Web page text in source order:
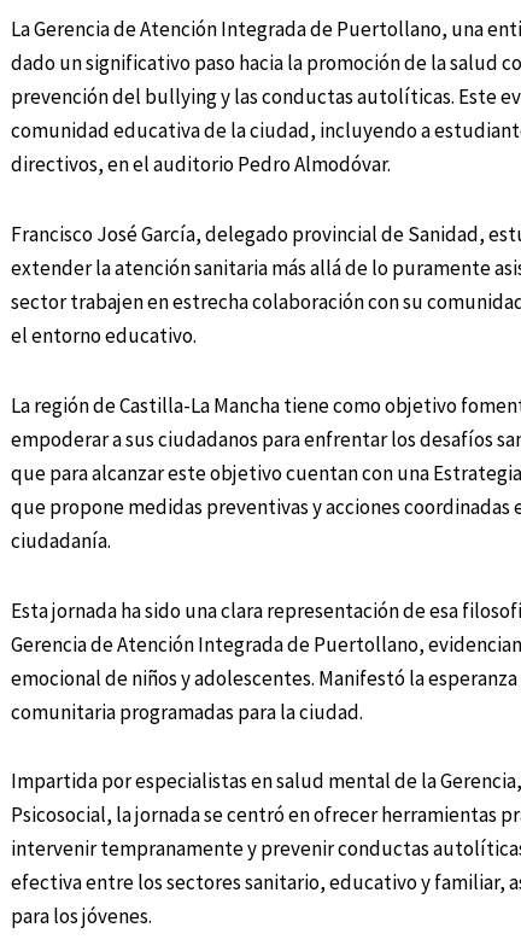
La Gerencia de Atención Integrada de Puertollano, una
dado un significativo paso hacia la promoción de la salud
prevención del bullying y las conductas autolíticas. Este
comunidad educativa de la ciudad, incluyendo a
directivos, en el auditorio Pedro Almodóvar.
Francisco José García, delegado provincial de Sanidad,
extender la atención sanitaria más allá de lo puramente
sector trabajen en estrecha colaboración con su
el entorno educativo.
La región de Castilla-La Mancha tiene como objetivo
empoderar a sus ciudadanos para enfrentar los desafíos
que para alcanzar este objetivo cuentan con una
que propone medidas preventivas y acciones
ciudadanía.
Esta jornada ha sido una clara representación de esa
Gerencia de Atención Integrada de Puertollano,
emocional de niños y adolescentes. Manifestó la
comunitaria programadas para la ciudad.
Impartida por especialistas en salud mental de la
Psicosocial, la jornada se centró en ofrecer herramientas
intervenir tempranamente y prevenir conductas
efectiva entre los sectores sanitario, educativo y familiar,
para los jóvenes.